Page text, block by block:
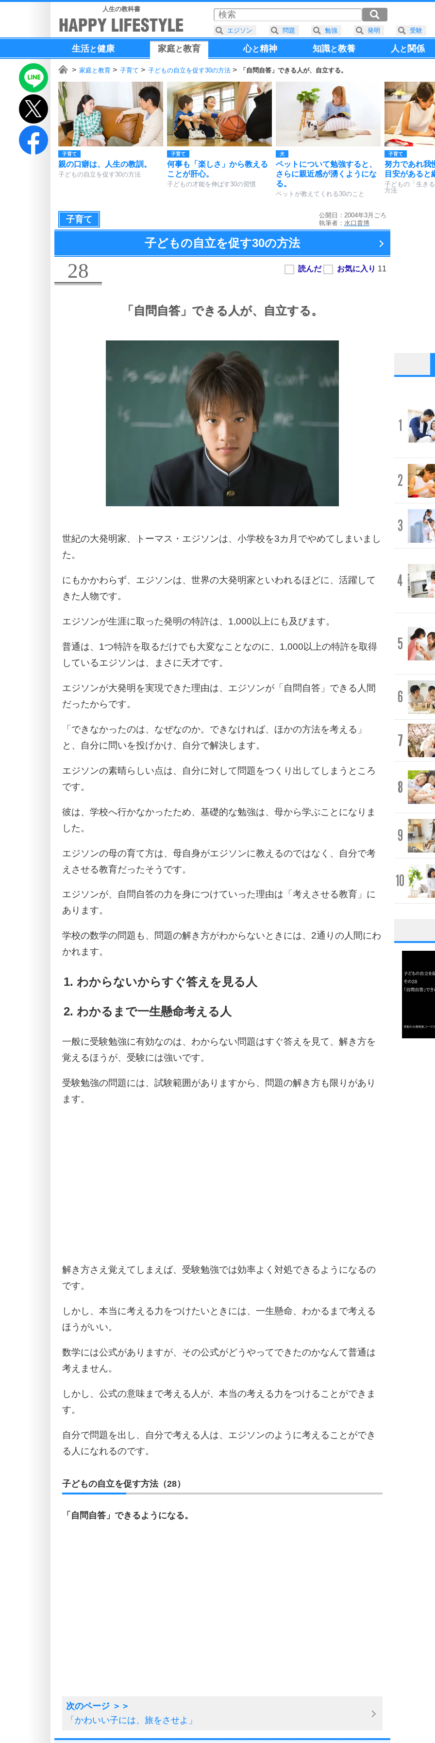
人生の教科書
生活と健康 家庭と教育 心と精神 知識と教養 人と 関係
家庭と教育 子育て 子どもの自立を促す30の方法 「自問自答」できる人が、自立する。
子育て
親の口癖は、人生の教訓。
子どもの自立を促す30の方法
子育て
何事も「楽しさ」から教える
ことが肝心。
子どもの才能を伸ばす30の習慣
犬
ペットについて勉強すると、
さらに親近感が湧くようにな
る。
ペットが教えてくれる30のこと
子育て
努力であれ我
目安があると
子どもの「生き
方法
子育て
公開日：2004年3月ごろ
執筆者： 水口貴博
子どもの自立を促す30の方法
28
「自問自答」できる人が、 自立する。
世紀の大発明家、トーマス・エジソンは、小学校を3カ月でやめてしまいまし
た。
にもかかわらず、エジソンは、世界の大発明家といわれるほどに、活躍して
きた人物です。
エジソンが生涯に取った発明の特許は、1,000以上にも及びます。
普通は、1つ特許を取るだけでも大変なことなのに、1,000以上の特許を取得
しているエジソンは、まさに天才です。
エジソンが大発明を実現できた理由は、エジソンが「自問自答」できる人間
だったからです。
「できなかったのは、なぜなのか。できなければ、ほかの方法を考える」
と、自分に問いを投げかけ、自分で解決します。
エジソンの素晴らしい点は、自分に対して問題をつくり出してしまうところ
です。
彼は、学校へ行かなかったため、基礎的な勉強は、母から学ぶことになりま
した。
エジソンの母の育て方は、母自身がエジソンに教えるのではなく、自分で考
えさせる教育だったそうです。
エジソンが、自問自答の力を身につけていった理由は「考えさせる教育」に
あります。
学校の数学の問題も、問題の解き方がわからないときには、2通りの人間にわ
かれます。
わからないからすぐ答えを見る人
わかるまで一生懸命考える人
一般に受験勉強に有効なのは、わからない問題はすぐ答えを見て、解き方を
覚えるほうが、受験には強いです。
受験勉強の問題には、試験範囲がありますから、問題の解き方も限りがあり
ます。
解き方さえ覚えてしまえば、受験勉強では効率よく対処できるようになるの
です。
しかし、本当に考える力をつけたいときには、一生懸命、わかるまで考える
ほうがいい。
数学には公式がありますが、その公式がどうやってできたのかなんて普通は
考えません。
しかし、公式の意味まで考える人が、本当の考える力をつけることができま
す。
自分で問題を出し、自分で考える人は、エジソンのように考えることができ
る人になれるのです。
子どもの自立を促す方法（28）
「自問自答」できるようになる。
「かわいい子には、旅をさせよ」
1
2
3
4
5
6
7
8
9
10
1
3
エジソン 問題 勉強 発明 受験